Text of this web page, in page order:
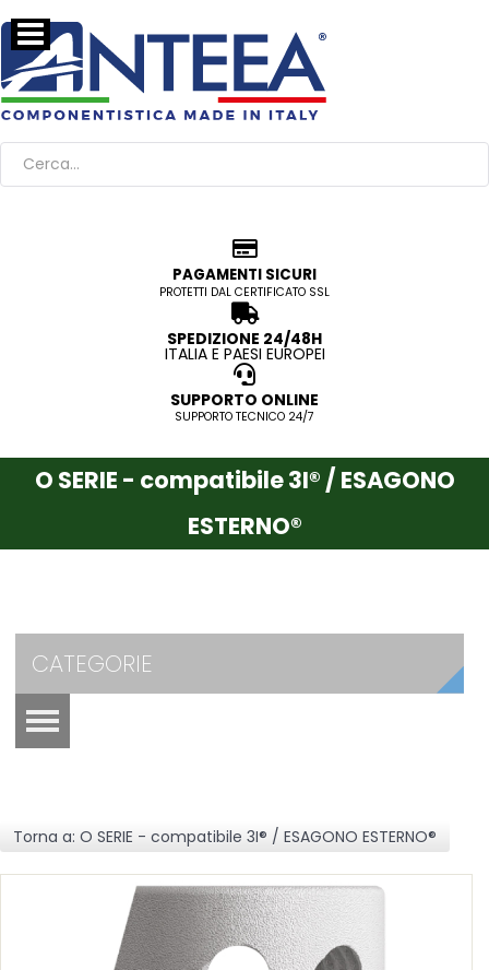
PAGAMENTI SICURI
PROTETTI DAL CERTIFICATO SSL
SPEDIZIONE 24/48H
ITALIA E PAESI EUROPEI
SUPPORTO ONLINE
SUPPORTO TECNICO 24/7
O SERIE - compatibile 3I® / ESAGONO
ESTERNO®
CATEGORIE
Torna a: O SERIE - compatibile 3I® / ESAGONO ESTERNO®